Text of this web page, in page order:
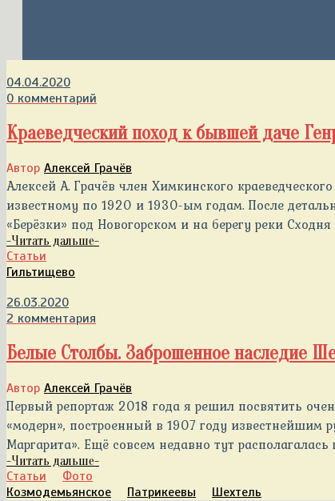
04.04.2020
0 комментарий
Краеведческий поход к бывшей даче
Автор Алексей Грачёв
Алексей А. Грачёв член Химкинского
известному по 1920 и 1930-ым годам. После
«Берёзки» под Новогорском и на берегу реки
-Читать дальше-
Статьи
Гильтищево
26.03.2020
2 комментария
Белые Столбы. Заброшенное наследие
Автор Алексей Грачёв
Первый репортаж 2018 года я решил посвятить
«модерн», построенный в 1907 году известнейшим
Маргарита». Ещё совсем недавно тут
-Читать дальше-
Статьи
Фото
Козмодемьянское
Патрикеевы Шехтель